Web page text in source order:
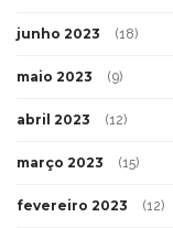
junho 2023 (18)
maio 2023 (9)
abril 2023 (12)
março 2023 (15)
fevereiro 2023 (12)